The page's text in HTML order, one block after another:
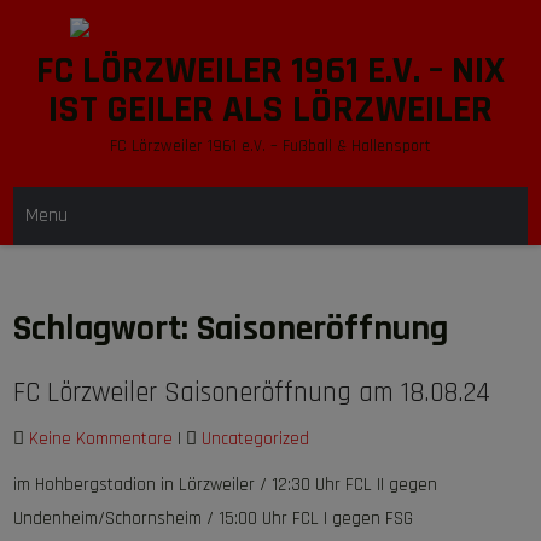
contentFC LÖRZWEILER 1961 E.V. – NIX
IST GEILER ALS LÖRZWEILER
FC Lörzweiler 1961 e.V. – Fußball & Hallensport
Menu
Schlagwort: Saisoneröffnung
FC Lörzweiler Saisoneröffnung am 18.08.24
Keine Kommentare |
Uncategorized
im Hohbergstadion in Lörzweiler / 12:30 Uhr FCL II gegen
Undenheim/Schornsheim / 15:00 Uhr FCL I gegen FSG